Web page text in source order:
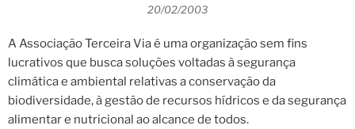
20/02/2003
A Associação Terceira Via é uma organização sem fins
lucrativos que busca soluções voltadas à segurança
climática e ambiental relativas a conservação da
biodiversidade, à gestão de recursos hídricos e da segurança
alimentar e nutricional ao alcance de todos.